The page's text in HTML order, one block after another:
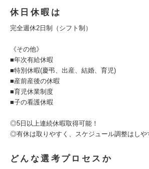
休日休暇は
完全週休2日制（シフト制）
《その他》
■年次有給休暇
■特別休暇(慶弔、出産、結婚、育児)
■産前産後の休暇
■育児休業制度
■子の看護休暇
◎5日以上連続休暇取得可能！
◎有休は取りやすく、スケジュール調整はしや
どんな選考プロセスか